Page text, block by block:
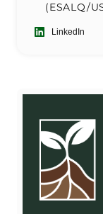
(ESALQ/
LinkedIn